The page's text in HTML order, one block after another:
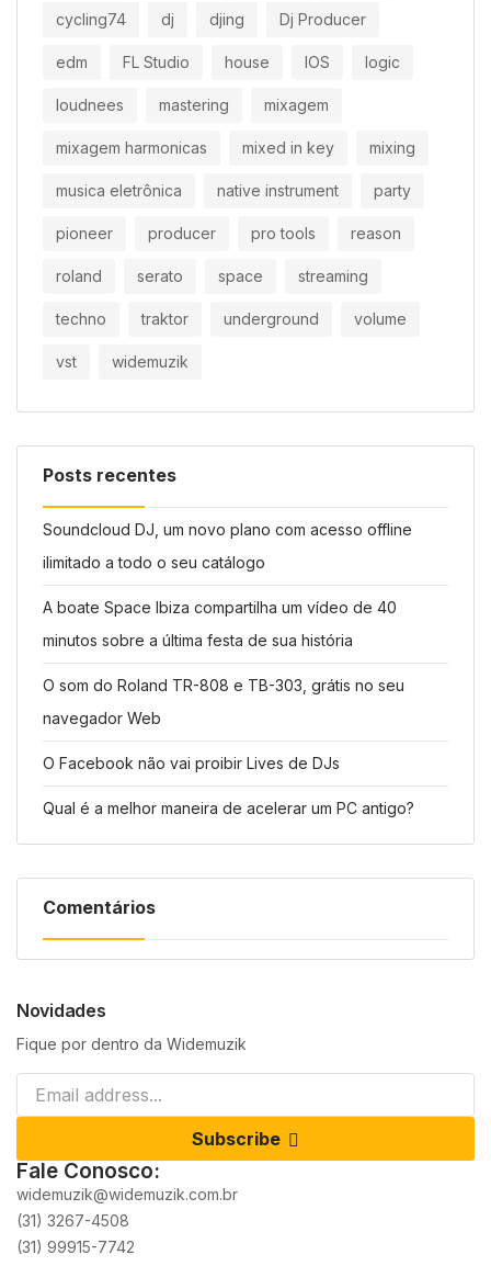
cycling74 dj djing Dj Producer
edm FL Studio house IOS logic
loudnees mastering mixagem
mixagem harmonicas mixed in key mixing
musica eletrônica native instrument party
pioneer producer pro tools reason
roland serato space streaming
techno traktor underground volume
vst widemuzik
Posts recentes
Soundcloud DJ, um novo plano com acesso offline
ilimitado a todo o seu catálogo
A boate Space Ibiza compartilha um vídeo de 40
minutos sobre a última festa de sua história
O som do Roland TR-808 e TB-303, grátis no seu
navegador Web
O Facebook não vai proibir Lives de DJs
Qual é a melhor maneira de acelerar um PC antigo?
Comentários
Novidades
Fique por dentro da Widemuzik
Subscribe
Fale Conosco:
widemuzik@widemuzik.com.br
(31) 3267-4508
(31) 99915-7742